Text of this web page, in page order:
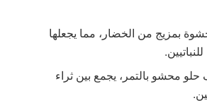
بمزيج من الخضار، مما يجعلها
محشو بالتمر، يجمع بين ثراء